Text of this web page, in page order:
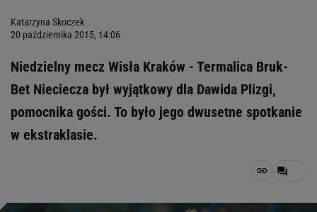
Katarzyna Skoczek
20 października 2015, 14:06
Niedzielny mecz Wisła Kraków - Termalica Bruk-
Bet Nieciecza był wyjątkowy dla Dawida Plizgi,
pomocnika gości. To było jego dwusetne spotkanie
w ekstraklasie.